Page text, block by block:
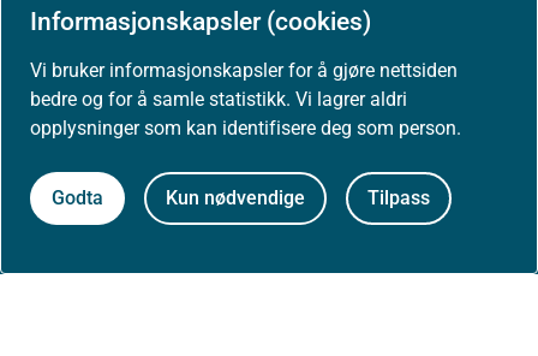
Informasjonskapsler (cookies)
Vi bruker informasjonskapsler for å gjøre nettsiden
bedre og for å samle statistikk. Vi lagrer aldri
opplysninger som kan identifisere deg som person.
Godta Kun nødvendige Tilpass
Om nettstedet
Tilgjengelighetserklæring (uustatus.no)